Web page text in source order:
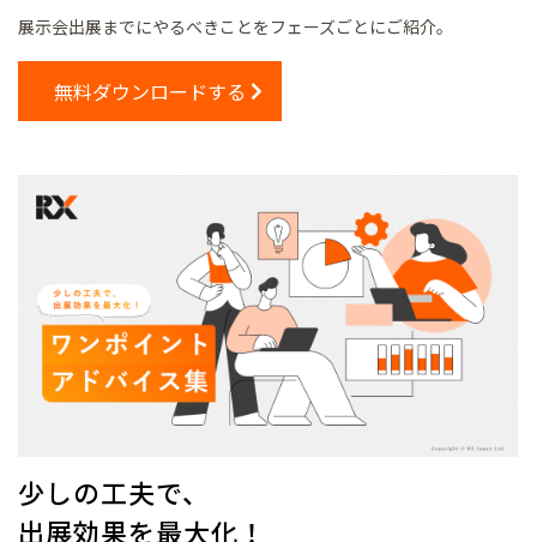
展示会出展までにやるべきことをフェーズごとにご紹介。
無料ダウンロードする
少しの工夫で、
出展効果を最大化！